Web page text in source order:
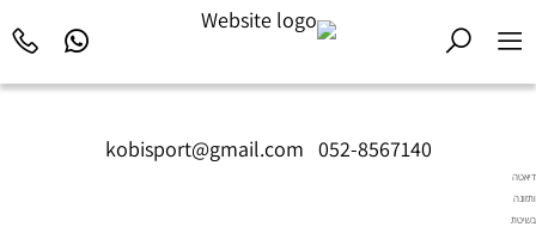
kobisport@gmail.com 052-8567140
דיאטה
ותזונה
בשיטת